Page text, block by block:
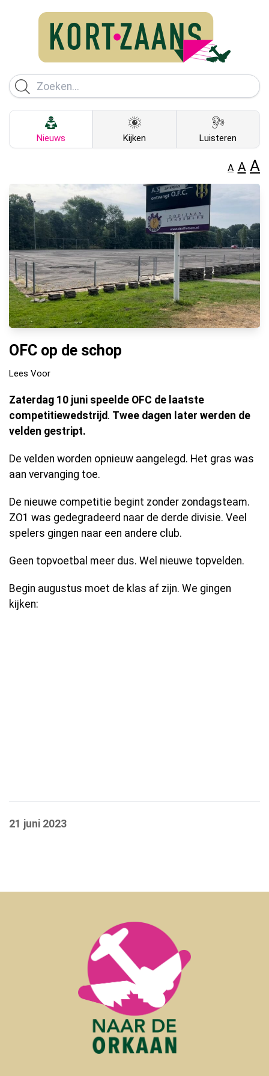
Nieuws Kijken Luisteren
A A A
OFC op de schop
Lees Voor
Zaterdag 10 juni speelde OFC de laatste
competitiewedstrijd . Twee dagen later werden de
velden gestript.
De velden worden opnieuw aangelegd. Het gras was
aan vervanging toe.
De nieuwe competitie begint zonder zondagsteam.
ZO1 was gedegradeerd naar de derde divisie. Veel
spelers gingen naar een andere club.
Geen topvoetbal meer dus. Wel nieuwe topvelden.
Begin augustus moet de klas af zijn. We gingen
kijken:
21 juni 2023